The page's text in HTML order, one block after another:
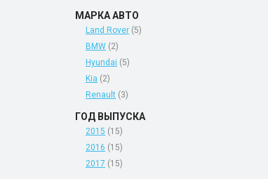
МАРКА АВТО
Land Rover (5)
BMW (2)
Hyundai (5)
Kia (2)
Renault (3)
ГОД ВЫПУСКА
2015 (15)
2016 (15)
2017 (15)